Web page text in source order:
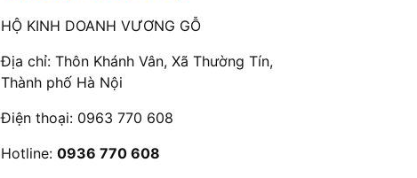
HỘ KINH DOANH VƯƠNG GỖ
Địa chỉ: Thôn Khánh Vân, Xã Thường Tín,
Thành phố Hà Nội
Điện thoại: 0963 770 608
Hotline: 0936 770 608